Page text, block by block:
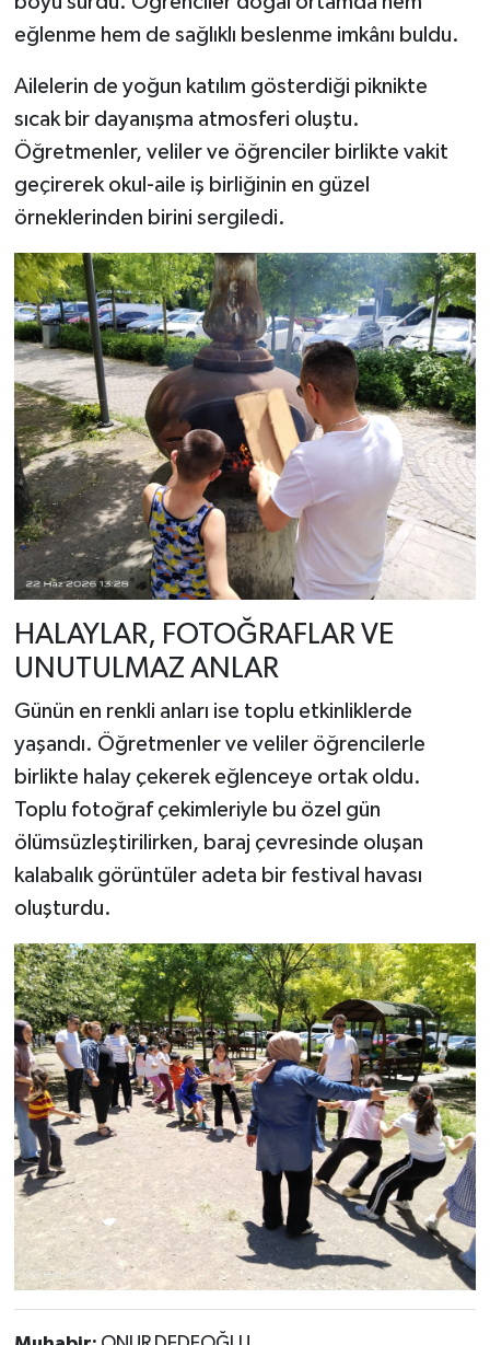
eğlenme hem de sağlıklı beslenme imkânı buldu.
Ailelerin de yoğun katılım gösterdiği piknikte
sıcak bir dayanışma atmosferi oluştu.
Öğretmenler, veliler ve öğrenciler birlikte vakit
geçirerek okul-aile iş birliğinin en güzel
örneklerinden birini sergiledi.
HALAYLAR, FOTOĞRAFLAR VE
UNUTULMAZ ANLAR
Günün en renkli anları ise toplu etkinliklerde
yaşandı. Öğretmenler ve veliler öğrencilerle
birlikte halay çekerek eğlenceye ortak oldu.
Toplu fotoğraf çekimleriyle bu özel gün
ölümsüzleştirilirken, baraj çevresinde oluşan
kalabalık görüntüler adeta bir festival havası
oluşturdu.